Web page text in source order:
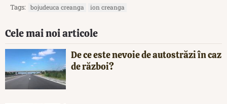
Tags: bojudeuca creanga ion creanga
Cele mai noi articole
De ce este nevoie de autostrăzi în caz
de război?